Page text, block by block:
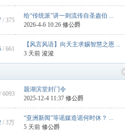
/ 375
给“传统派”讲一则流传自圣盎伯 ...
2026-4-6 10:26 修公爵
/ 661
【风言风语】向天主求赐智慧之恩 ...
3 天前 浚浚
/ 6093
题湖滨堂封门令
2025-12-4 11:37 修公爵
/ 3万
“亚洲新闻”等谣媒造谣何时休？ ...
5 天前 修公爵